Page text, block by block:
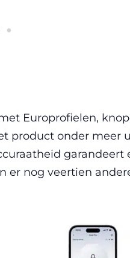
Europrofielen,
product onder meer
garandeert
er nog veertien